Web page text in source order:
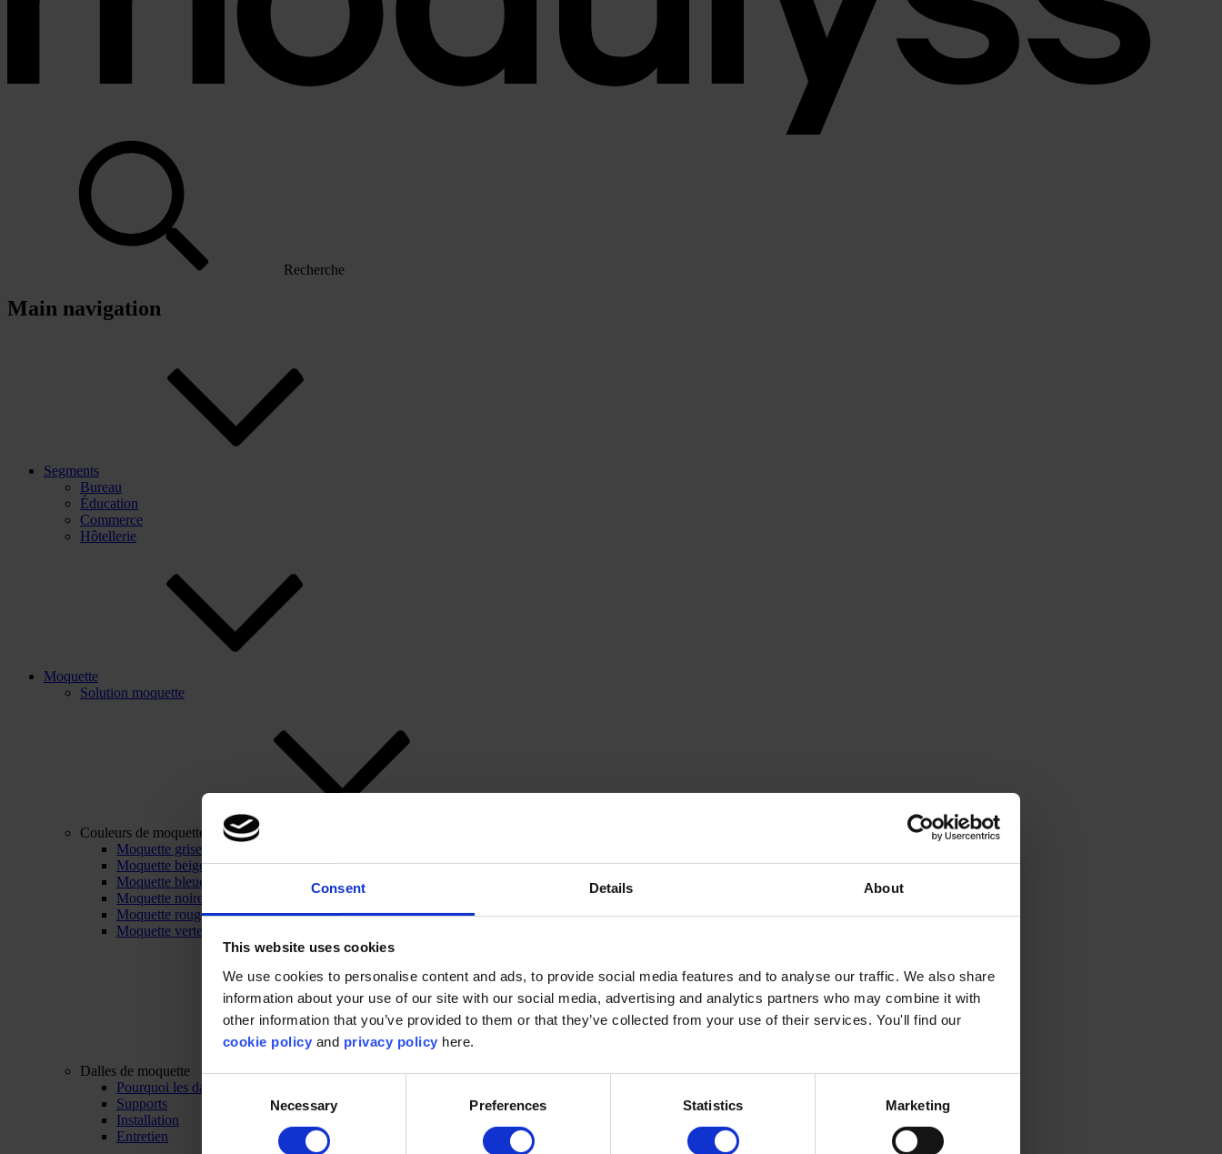
Consent Details About
This website uses cookies
We use cookies to personalise content and ads, to provide social media features and to analyse our traffic. We also share
information about your use of our site with our social media, advertising and analytics partners who may combine it with
other information that you’ve provided to them or that they’ve collected from your use of their services. You'll find our
cookie policy and privacy policy here.
Consent
Necessary Preferences Statistics Marketing
Recherche
Main navigation
Segments
Bureau
Éducation
Commerce
Hôtellerie
Moquette
Solution moquette
Couleurs de moquette
Moquette grise
Moquette beige
Moquette bleue
Moquette noire
Moquette rouge
Moquette verte
Dalles de moquette
Pourquoi les dalles de moquette ?
Supports
Installation
Entretien